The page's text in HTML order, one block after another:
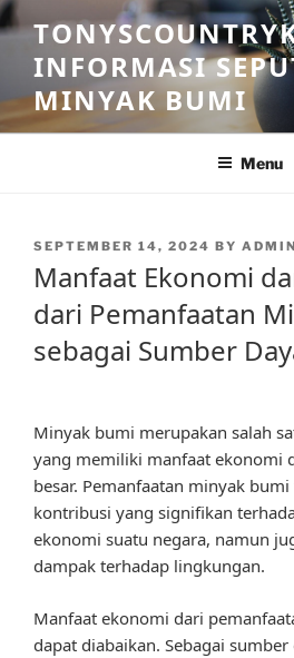
Skip
to
contentINFORMASI
MINYAK BUMI
Menu
POSTED
SEPTEMBER 14, 2024 BY
Manfaat Ekonomi
dari Pemanfaatan
sebagai Sumber
Minyak bumi merupakan salah
yang memiliki manfaat ekonomi
besar. Pemanfaatan minyak
kontribusi yang signifikan
ekonomi suatu negara, namun
dampak terhadap lingkungan.
Manfaat ekonomi dari
dapat diabaikan. Sebagai